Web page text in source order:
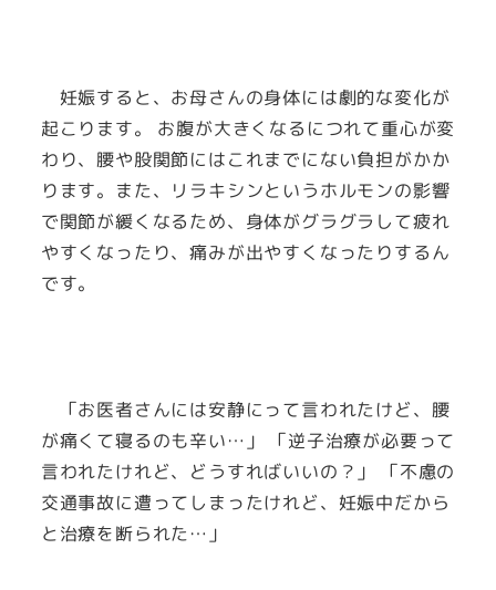
妊娠すると、お母さんの身体には劇的な変化が
起こります。 お腹が大きくなるにつれて重心が変
わり、腰や股関節にはこれまでにない負担がかか
ります。また、リラキシンというホルモンの影響
で関節が緩くなるため、身体がグラグラして疲れ
やすくなったり、痛みが出やすくなったりするん
です。
「お医者さんには安静にって言われたけど、腰
が痛くて寝るのも辛い…」 「逆子治療が必要って
言われたけれど、どうすればいいの？」 「不慮の
交通事故に遭ってしまったけれど、妊娠中だから
と治療を断られた…」